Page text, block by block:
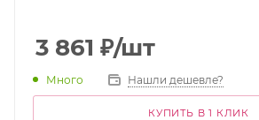
3 861 ₽/шт
Много Нашли дешевле?
КУПИТЬ В 1 КЛИК